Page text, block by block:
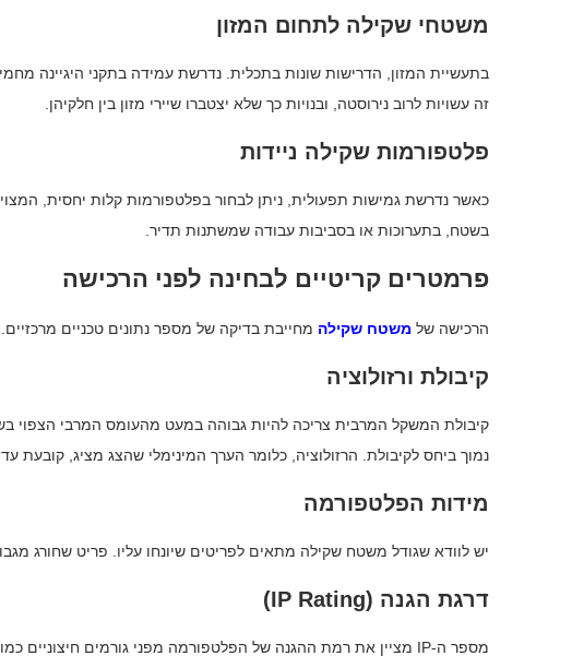
משטחי שקילה לתחום המזון
בתעשיית המזון, הדרישות שונות בתכלית. נדרשת עמידה בתקני היגיינה
זה עשויות לרוב נירוסטה, ובנויות כך שלא יצטברו שיירי מזון בין חלקיהן.
פלטפורמות שקילה ניידות
כאשר נדרשת גמישות תפעולית, ניתן לבחור בפלטפורמות קלות יחסית,
בשטח, בתערוכות או בסביבות עבודה שמשתנות תדיר.
פרמטרים קריטיים לבחינה לפני הרכישה
הרכישה של משטח שקילה מחייבת בדיקה של מספר נתונים טכניים מרכזיים.
קיבולת ורזולוציה
קיבולת המשקל המרבית צריכה להיות גבוהה במעט מהעומס המרבי הצפוי
נמוך ביחס לקיבולת. הרזולוציה, כלומר הערך המינימלי שהצג מציג, קובעת
מידות הפלטפורמה
יש לוודא שגודל משטח שקילה מתאים לפריטים שיונחו עליו. פריט שחורג
דרגת הגנה (IP Rating)